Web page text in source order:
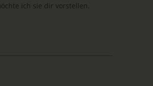
ich sie dir vorstellen.